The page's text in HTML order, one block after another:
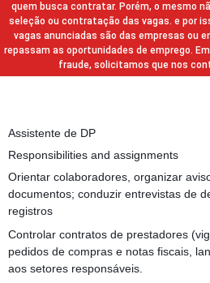
quem busca contratar. Porém, o mesmo
seleção ou contratação das vagas. e por
vagas anunciadas são das empresas ou
repassam as oportunidades de emprego.
fraude, solicitamos que nos
Assistente de DP
Responsibilities and assignments
Orientar colaboradores, organizar
documentos; conduzir entrevistas de
registros
Controlar contratos de prestadores
pedidos de compras e notas fiscais,
aos setores responsáveis.